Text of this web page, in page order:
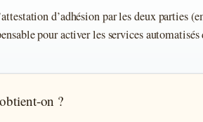
d’adhésion par les deux parties
pour activer les services
on ?